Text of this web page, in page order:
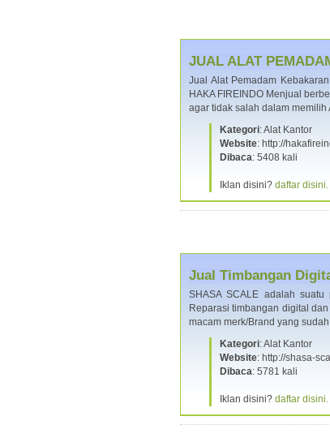
JUAL ALAT
Jual Alat Pemadam
HAKA FIREINDO Menjual
agar tidak salah dalam memilih
Kategori: Alat Kantor
Website: http://
Dibaca: 5408 kali
Iklan disini? daftar disini.
Jual Timbangan
SHASA SCALE adalah
Reparasi timbangan digital
macam merk/Brand yang
Kategori: Alat Kantor
Website: http://shasa-
Dibaca: 5781 kali
Iklan disini? daftar disini.